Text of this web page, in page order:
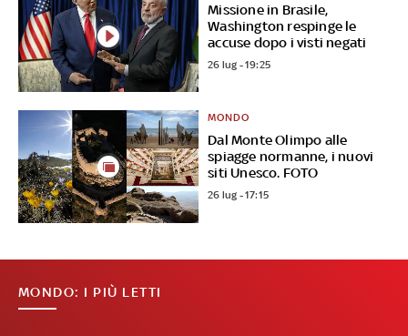
Missione in Brasile,
Washington respinge le
accuse dopo i visti negati
26 lug - 19:25
Dal Monte Olimpo alle
spiagge normanne, i nuovi
siti Unesco. FOTO
MONDO
26 lug - 17:15
MONDO: I PIÙ LETTI